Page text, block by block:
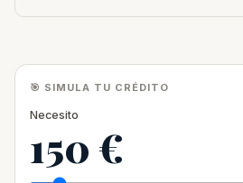
🎯 SIMULA TU CRÉDITO
Necesito
150 €